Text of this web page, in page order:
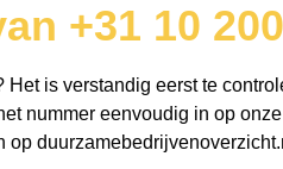
+31 10
is verstandig eerst te
nummer eenvoudig in op